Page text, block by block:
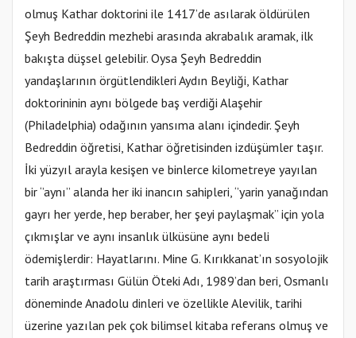
olmuş Kathar doktorini ile 1417’de asılarak öldürülen
Şeyh Bedreddin mezhebi arasında akrabalık aramak, ilk
bakışta düşsel gelebilir. Oysa Şeyh Bedreddin
yandaşlarının örgütlendikleri Aydın Beyliği, Kathar
doktorininin aynı bölgede baş verdiği Alaşehir
(Philadelphia) odağının yansıma alanı içindedir. Şeyh
Bedreddin öğretisi, Kathar öğretisinden izdüşümler taşır.
İki yüzyıl arayla kesişen ve binlerce kilometreye yayılan
bir ‘’aynı’’ alanda her iki inancın sahipleri, ‘’yarin yanağından
gayrı her yerde, hep beraber, her şeyi paylaşmak’’ için yola
çıkmışlar ve aynı insanlık ülküsüne aynı bedeli
ödemişlerdir: Hayatlarını. Mine G. Kırıkkanat’ın sosyolojik
tarih araştırması Gülün Öteki Adı, 1989’dan beri, Osmanlı
döneminde Anadolu dinleri ve özellikle Alevilik, tarihi
üzerine yazılan pek çok bilimsel kitaba referans olmuş ve